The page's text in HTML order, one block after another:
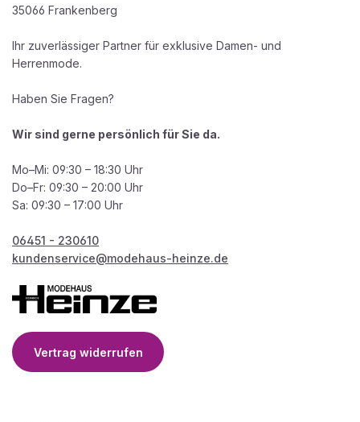
35066 Frankenberg
Ihr zuverlässiger Partner für exklusive Damen- und
Herrenmode.
Haben Sie Fragen?
Wir sind gerne persönlich für Sie da.
Mo–Mi: 09:30 – 18:30 Uhr
Do–Fr: 09:30 – 20:00 Uhr
Sa: 09:30 – 17:00 Uhr
06451 - 230610
kundenservice@modehaus-heinze.de
Vertrag widerrufen